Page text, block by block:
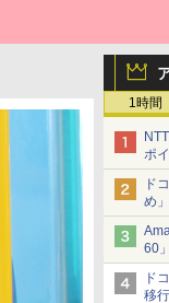
1時間
ポ
ド
め
60
ド
移